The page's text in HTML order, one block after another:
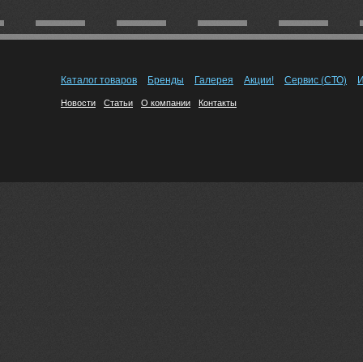
Каталог товаров Бренды Галерея Акции! Сервис (СТО)
Новости Статьи О компании Контакты